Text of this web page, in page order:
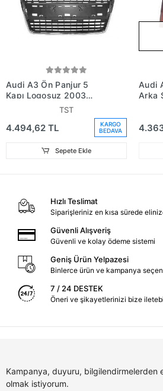
Audi A3 Ön Panjur 5
Kapı Logosuz 2003
TST
4.494,62 TL
KARGO
BEDAVA
Sepete Ekle
Audi
Arka
Hızlı Teslimat
Siparişleriniz en kısa sürede
Güvenli Alışveriş
Güvenli ve kolay ödeme sistemi
Geniş Ürün Yelpazesi
Binlerce ürün ve kampanya
7 / 24 DESTEK
Öneri ve şikayetlerinizi bize
Kampanya, duyuru, bilgilendirmelerden
olmak istiyorum.